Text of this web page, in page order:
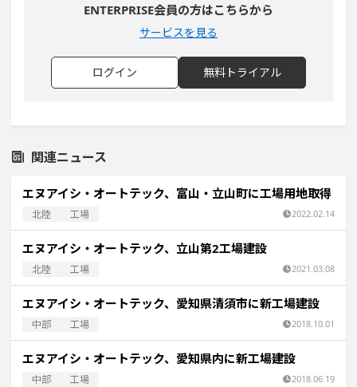
ENTERPRISE会員の方はこちらから
サービスを見る
ログイン 無料トライアル
関連ニュース
エヌアイシ・オートテック、富山・立山町に工場用地取得
北陸 工場 2022.02.14
エヌアイシ・オートテック、立山第2工場建設
北陸 工場 2021.03.08
エヌアイシ・オートテック、愛知県清須市に新工場建設
中部 工場 2018.10.01
エヌアイシ・オートテック、愛知県内に新工場建設
中部 工場 2018.06.19